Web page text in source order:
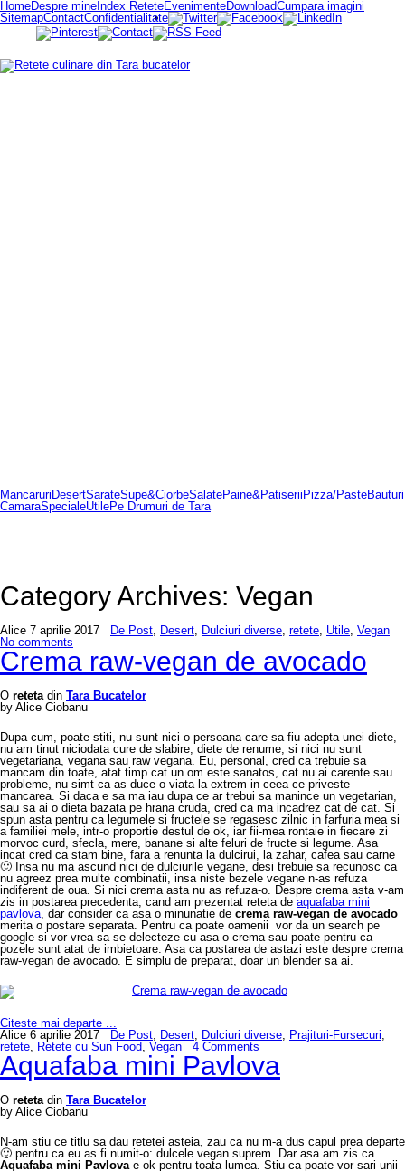
HomeDespre mine Index ReteteEvenimenteDownloadCumpara imagini
SitemapContactConfidentialitate
Mancaruri DesertSarateSupe&CiorbeSalatePaine&Patiserii Pizza/PasteBauturi
CamaraSpecialeUtilePe Drumuri de Tara
Category Archives: Vegan
Alice 7 aprilie 2017 De Post, Desert, Dulciuri diverse, retete, Utile, Vegan
No comments
Crema raw-vegan de avocado
O retetadin Tara Bucatelor
by Alice Ciobanu
Dupa cum, poate stiti, nu sunt nici o persoana care sa fiu adepta unei diete,
nu am tinut niciodata cure de slabire, diete de renume, si nici nu sunt
vegetariana, vegana sau raw vegana. Eu, personal, cred ca trebuie sa
mancam din toate, atat timp cat un om este sanatos, cat nu ai carente sau
probleme, nu simt ca as duce o viata la extrem in ceea ce priveste
mancarea. Si daca e sa ma iau dupa ce ar trebui sa manince un vegetarian,
sau sa ai o dieta bazata pe hrana cruda, cred ca ma incadrez cat de cat. Si
spun asta pentru ca legumele si fructele se regasesc zilnic in farfuria mea si
a familiei mele, intr-o proportie destul de ok, iar fii-mea rontaie in fiecare zi
morvoc curd, sfecla, mere, banane si alte feluri de fructe si legume. Asa
incat cred ca stam bine, fara a renunta la dulcirui, la zahar, cafea sau carne
🙂 Insa nu ma ascund nici de dulciurile vegane, desi trebuie sa recunosc ca
nu agreez prea multe combinatii, insa niste bezele vegane n-as refuza
indiferent de oua. Si nici crema asta nu as refuza-o. Despre crema asta v-am
zis in postarea precedenta, cand am prezentat reteta de aquafaba mini
pavlova, dar consider ca asa o minunatie de crema raw-vegan de avocado
merita o postare separata. Pentru ca poate oamenii vor da un search pe
google si vor vrea sa se delecteze cu asa o crema sau poate pentru ca
pozele sunt atat de imbietoare. Asa ca postarea de astazi este despre crema
raw-vegan de avocado. E simplu de preparat, doar un blender sa ai.
Citeste mai departe ...
Alice 6 aprilie 2017 De Post, Desert, Dulciuri diverse, Prajituri-Fursecuri,
retete, Retete cu Sun Food, Vegan 4 Comments
Aquafaba mini Pavlova
O retetadin Tara Bucatelor
by Alice Ciobanu
N-am stiu ce titlu sa dau retetei asteia, zau ca nu m-a dus capul prea departe
🙂 pentru ca eu as fi numit-o: dulcele vegan suprem. Dar asa am zis ca
Aquafaba mini Pavlovae ok pentru toata lumea. Stiu ca poate vor sari unii